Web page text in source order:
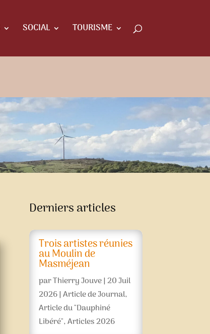
SOCIAL TOURISME
Derniers articles
Trois artistes réunies
au Moulin de
Masméjean
parThierry Jouve|20 Juil
2026|Article de Journal,
Article du "Dauphiné
Libéré",Articles 2026